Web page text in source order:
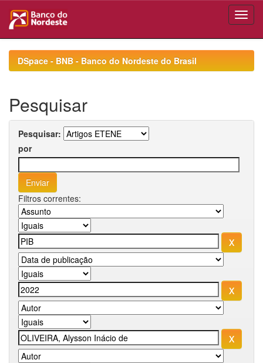
navigationDSpace - BNB - Banco do Nordeste do Brasil
Pesquisar
Pesquisar:
por
Filtros correntes: